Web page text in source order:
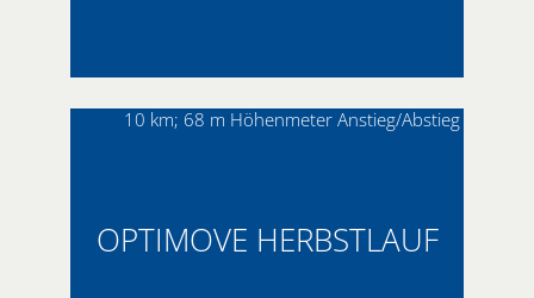
OPTIMOVE HERBSTLAUF
10 km; 68 m Höhenmeter Anstieg/Abstieg